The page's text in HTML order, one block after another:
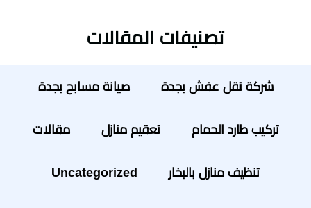
تصنيفات المقالات
شركة نقل عفش بجدة صيانة مسابح بجدة
تركيب طارد الحمام تعقيم منازل مقالات
تنظيف منازل بالبخار Uncategorized